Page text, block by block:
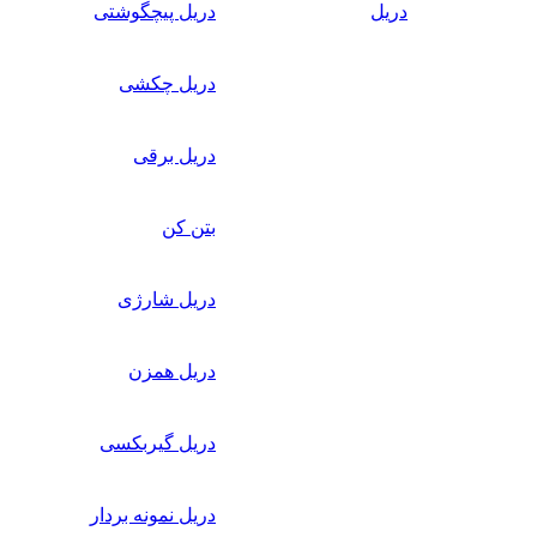
دریل دریل پیچگوشتی
دریل چکشی
دریل برقی
بتن کن
دریل شارژی
دریل همزن
دریل گیربکسی
دریل نمونه بردار